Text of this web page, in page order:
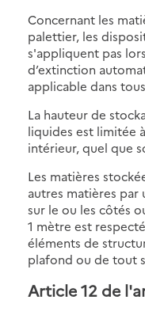
Concernant les
palettier, les
s'appliquent pas
d’extinction
applicable dans
La hauteur de
liquides est limitée
intérieur, quel que
Les matières
autres matières par
sur le ou les côtés
1 mètre est
éléments de
plafond ou de tout
Article 12 de